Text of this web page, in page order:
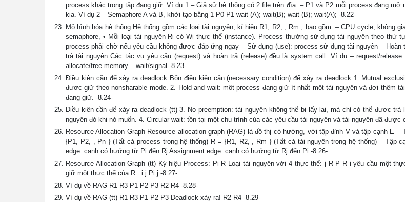
process khác trong tập đang giữ. Ví dụ 1 – Giả sử hệ thống có 2 file trên đĩa. – P1 và P2 mỗi process đang mở
kia. Ví dụ 2 – Semaphore A và B, khởi tạo bằng 1 P0 P1 wait (A); wait(B); wait (B); wait(A); -8.22-
Mô hình hóa hệ thống Hệ thống gồm các loại tài nguyên, kí hiệu R1, R2, , Rm , bao gồm: – CPU cycle, không
semaphore, • Mỗi loại tài nguyên Ri có Wi thực thể (instance). Process thường sử dụng tài nguyên theo thứ
process phải chờ nếu yêu cầu không được đáp ứng ngay – Sử dụng (use): process sử dụng tài nguyên – Hoàn
trả tài nguyên Các tác vụ yêu cầu (request) và hoàn trả (release) đều là system call. Ví dụ – request/
allocate/free memory – wait/signal -8.23-
Điều kiện cần để xảy ra deadlock Bốn điều kiện cần (necessary condition) để xảy ra deadlock 1. Mutual
được giữ theo nonsharable mode. 2. Hold and wait: một process đang giữ ít nhất một tài nguyên và đợi thêm
đang giữ. -8.24-
Điều kiện cần để xảy ra deadlock (tt) 3. No preemption: tài nguyên không thể bị lấy lại, mà chỉ có thể được
nguyên đó khi nó muốn. 4. Circular wait: tồn tại một chu trình của các yêu cầu tài nguyên và tài nguyên đã được
Resource Allocation Graph Resource allocation graph (RAG) là đồ thị có hướng, với tập đỉnh V và tập cạnh E –
{P1, P2, , Pn } (Tất cả process trong hệ thống) R = {R1, R2, , Rm } (Tất cả tài nguyên trong hệ thống) – Tập
edge: cạnh có hướng từ Pi đến Rj Assignment edge: cạnh có hướng từ Rj đến Pi -8.26-
Resource Allocation Graph (tt) Ký hiệu Process: Pi R Loại tài nguyên với 4 thực thể: j R P R i yêu cầu một
giữ một thực thể của R : i j Pi j -8.27-
Ví dụ về RAG R1 R3 P1 P2 P3 R2 R4 -8.28-
Ví dụ về RAG (tt) R1 R3 P1 P2 P3 Deadlock xảy ra! R2 R4 -8.29-